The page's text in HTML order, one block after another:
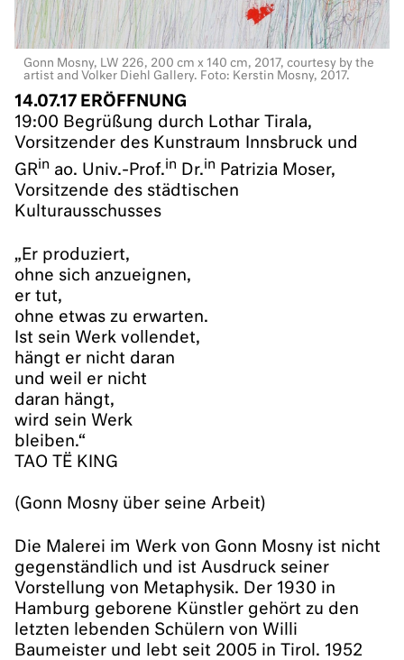
Gonn Mosny, LW 226, 200 cm x 140 cm, 2017, courtesy by the
artist and Volker Diehl Gallery. Foto: Kerstin Mosny, 2017.
14.07.17 ERÖFFNUNG
19:00 Begrüßung durch Lothar Tirala,
Vorsitzender des Kunstraum Innsbruck und
GRin ao. Univ.-Prof.in Dr.in Patrizia Moser,
Vorsitzende des städtischen
Kulturausschusses
„Er produziert,
ohne sich anzueignen,
er tut,
ohne etwas zu erwarten.
Ist sein Werk vollendet,
hängt er nicht daran
und weil er nicht
daran hängt,
wird sein Werk
bleiben.“
TAO TË KING
(Gonn Mosny über seine Arbeit)
Die Malerei im Werk von Gonn Mosny ist nicht
gegenständlich und ist Ausdruck seiner
Vorstellung von Metaphysik. Der 1930 in
Hamburg geborene Künstler gehört zu den
letzten lebenden Schülern von Willi
Baumeister und lebt seit 2005 in Tirol. 1952